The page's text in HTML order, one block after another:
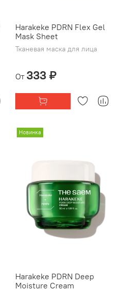
Harakeke PDRN Flex Gel
Mask Sheet
Тканевая маска для лица
От 333 ₽
Новинка
Harakeke PDRN Deep
Moisture Cream